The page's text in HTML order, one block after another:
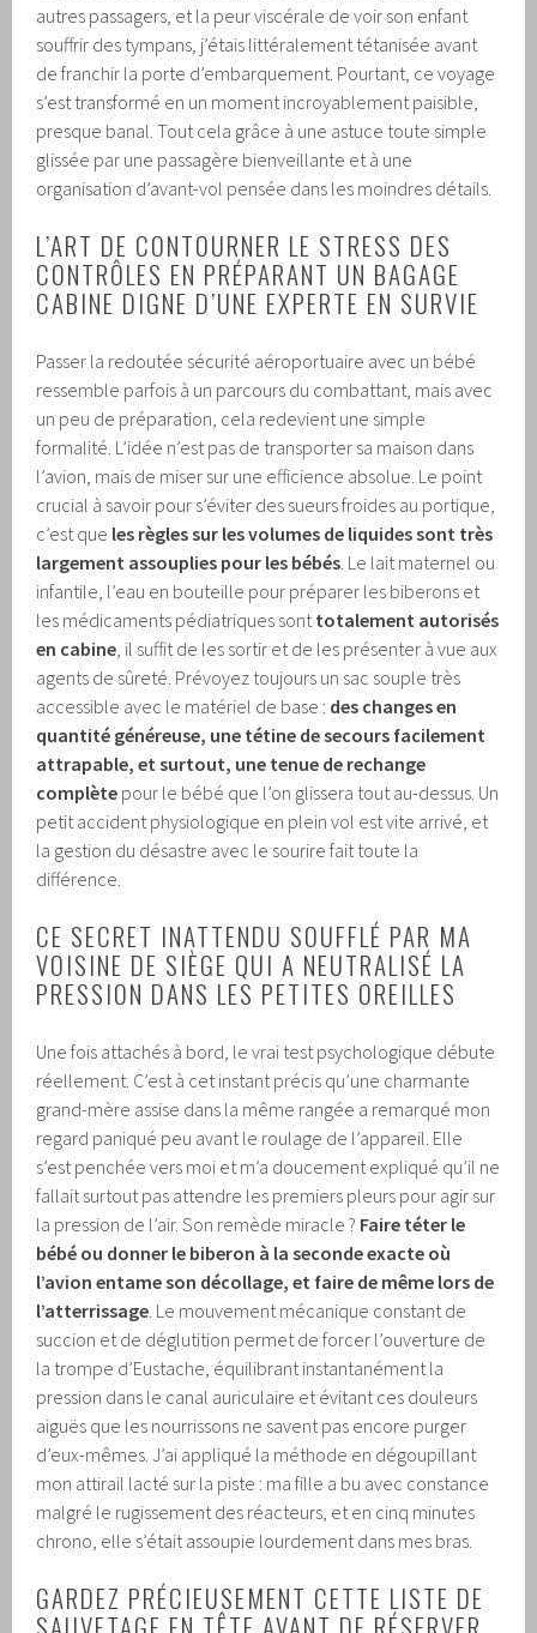
autres passagers, et la peur viscérale de voir son enfant
souffrir des tympans, j’étais littéralement tétanisée avant
de franchir la porte d’embarquement. Pourtant, ce voyage
s’est transformé en un moment incroyablement paisible,
presque banal. Tout cela grâce à une astuce toute simple
glissée par une passagère bienveillante et à une
organisation d’avant-vol pensée dans les moindres détails.
L’ART DE CONTOURNER LE STRESS DES
CONTRÔLES EN PRÉPARANT UN BAGAGE
CABINE DIGNE D’UNE EXPERTE EN SURVIE
Passer la redoutée sécurité aéroportuaire avec un bébé
ressemble parfois à un parcours du combattant, mais avec
un peu de préparation, cela redevient une simple
formalité. L’idée n’est pas de transporter sa maison dans
l’avion, mais de miser sur une efficience absolue. Le point
crucial à savoir pour s’éviter des sueurs froides au portique,
c’est que les règles sur les volumes de liquides sont très
largement assouplies pour les bébés . Le lait maternel ou
infantile, l’eau en bouteille pour préparer les biberons et
les médicaments pédiatriques sont totalement autorisés
en cabine , il suffit de les sortir et de les présenter à vue aux
agents de sûreté. Prévoyez toujours un sac souple très
accessible avec le matériel de base : des changes en
quantité généreuse, une tétine de secours facilement
attrapable, et surtout, une tenue de rechange
complète pour le bébé que l’on glissera tout au-dessus. Un
petit accident physiologique en plein vol est vite arrivé, et
la gestion du désastre avec le sourire fait toute la
différence.
CE SECRET INATTENDU SOUFFLÉ PAR MA
VOISINE DE SIÈGE QUI A NEUTRALISÉ LA
PRESSION DANS LES PETITES OREILLES
Une fois attachés à bord, le vrai test psychologique débute
réellement. C’est à cet instant précis qu’une charmante
grand-mère assise dans la même rangée a remarqué mon
regard paniqué peu avant le roulage de l’appareil. Elle
s’est penchée vers moi et m’a doucement expliqué qu’il ne
fallait surtout pas attendre les premiers pleurs pour agir sur
la pression de l’air. Son remède miracle ? Faire téter le
bébé ou donner le biberon à la seconde exacte où
l’avion entame son décollage, et faire de même lors de
l’atterrissage . Le mouvement mécanique constant de
succion et de déglutition permet de forcer l’ouverture de
la trompe d’Eustache, équilibrant instantanément la
pression dans le canal auriculaire et évitant ces douleurs
aiguës que les nourrissons ne savent pas encore purger
d’eux-mêmes. J’ai appliqué la méthode en dégoupillant
mon attirail lacté sur la piste : ma fille a bu avec constance
malgré le rugissement des réacteurs, et en cinq minutes
chrono, elle s’était assoupie lourdement dans mes bras.
GARDEZ PRÉCIEUSEMENT CETTE LISTE DE